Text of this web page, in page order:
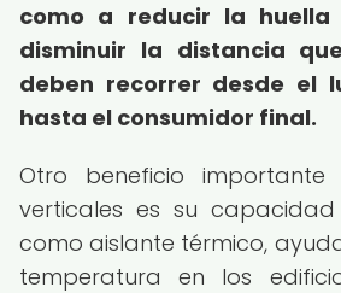
como a reducir la
disminuir la distancia
deben recorrer desde el
hasta el consumidor final.
Otro beneficio
verticales es su
como aislante térmico,
temperatura en los